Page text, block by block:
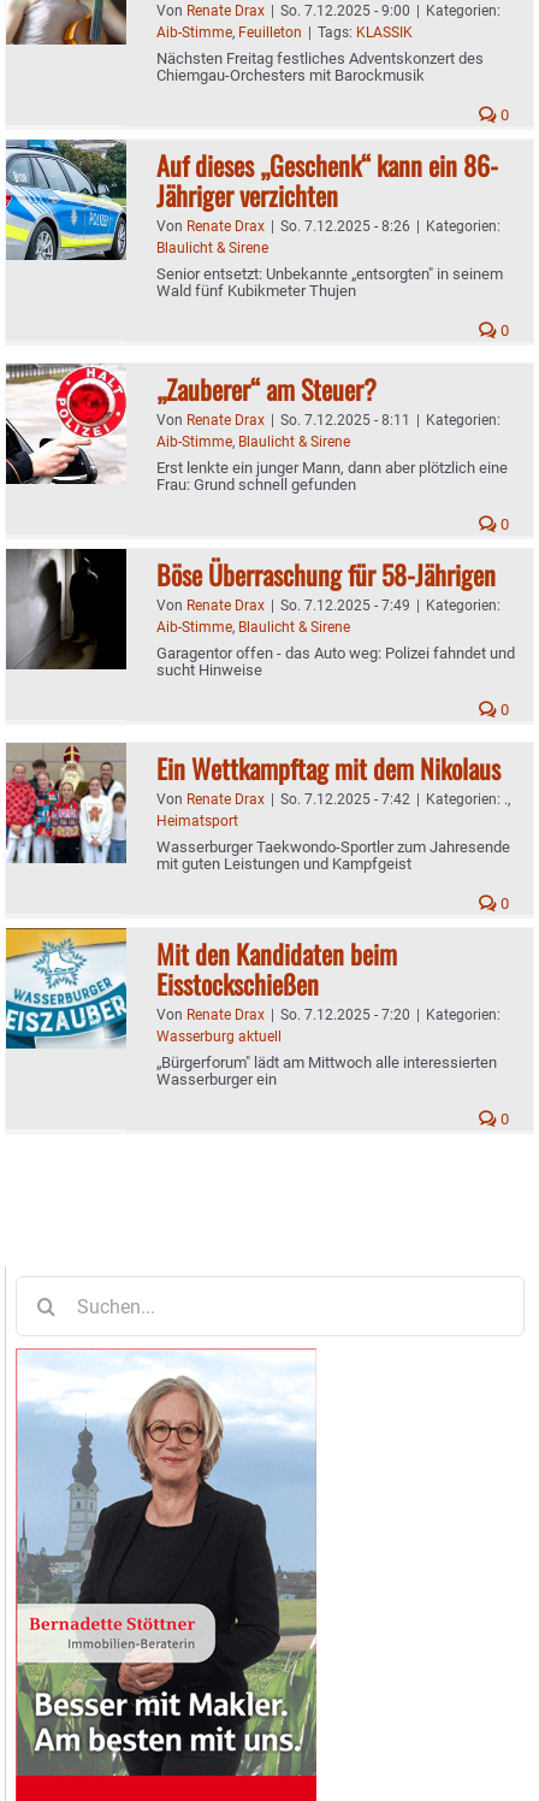
Von Renate Drax | So. 7.12.2025 - 9:00 | Kategorien:
Aib-Stimme, Feuilleton | Tags: KLASSIK
Nächsten Freitag festliches Adventskonzert des
Chiemgau-Orchesters mit Barockmusik
0
Auf dieses „Geschenk“ kann ein 86-
Jähriger verzichten
Von Renate Drax | So. 7.12.2025 - 8:26 | Kategorien:
Blaulicht & Sirene
Senior entsetzt: Unbekannte „entsorgten" in seinem
Wald fünf Kubikmeter Thujen
0
„Zauberer“ am Steuer?
Von Renate Drax | So. 7.12.2025 - 8:11 | Kategorien:
Aib-Stimme, Blaulicht & Sirene
Erst lenkte ein junger Mann, dann aber plötzlich eine
Frau: Grund schnell gefunden
0
Böse Überraschung für 58-Jährigen
Von Renate Drax | So. 7.12.2025 - 7:49 | Kategorien:
Aib-Stimme, Blaulicht & Sirene
Garagentor offen - das Auto weg: Polizei fahndet und
sucht Hinweise
0
Ein Wettkampftag mit dem Nikolaus
Von Renate Drax | So. 7.12.2025 - 7:42 | Kategorien: .,
Heimatsport
Wasserburger Taekwondo-Sportler zum Jahresende
mit guten Leistungen und Kampfgeist
0
Mit den Kandidaten beim
Eisstockschießen
Von Renate Drax | So. 7.12.2025 - 7:20 | Kategorien:
Wasserburg aktuell
„Bürgerforum" lädt am Mittwoch alle interessierten
Wasserburger ein
0
nach: